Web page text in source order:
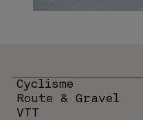
Cyclisme
Route & Gravel
VTT